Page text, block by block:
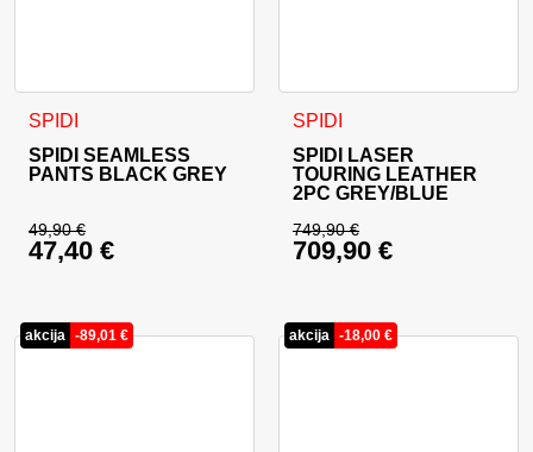
SPIDI
SPIDI SEAMLESS
PANTS BLACK GREY
49,90€
Izvirna cena je bila: 49,90 €.
47,40 €
Ta izdelek ima več različic. Možnosti lahko izberete na
SPIDI
SPIDI LASER
TOURING LEATHER
2PC GREY/BLUE
749,90€
Izvirna cena je bila:
709,90 €
Ta izdelek ima več različic.
akcija -89,01 € akcija -18,00 €